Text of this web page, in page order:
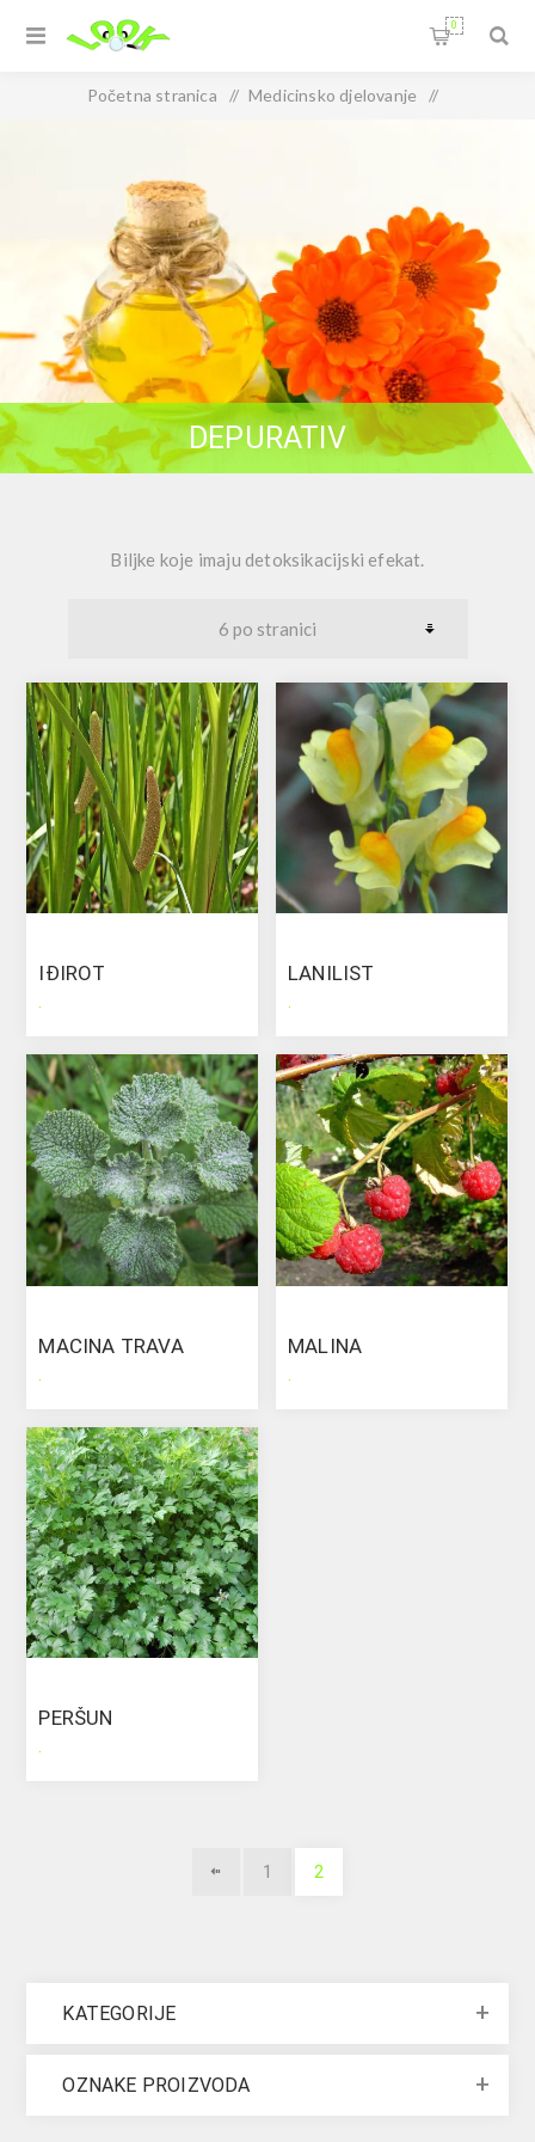
0
Početna stranica / Medicinsko djelovanje /
DEPURATIV
Biljke koje imaju detoksikacijski efekat.
IĐIROT
.
LANILIST
.
MACINA TRAVA
.
MALINA
.
PERŠUN
.
1 2
KATEGORIJE
OZNAKE PROIZVODA